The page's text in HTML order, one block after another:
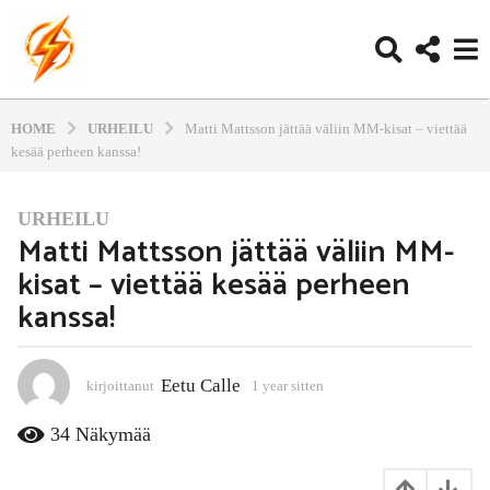
HOME URHEILU
Matti Mattsson jättää väliin MM-kisat – viettää
kesää perheen kanssa!
1
y
e
a
r
i
t
t
URHEILU
Matti Mattsson jättää väliin MM-
kisat – viettää kesää perheen
kanssa!
kirjoittanut Eetu Calle 1 year sitten
34 Näkymää